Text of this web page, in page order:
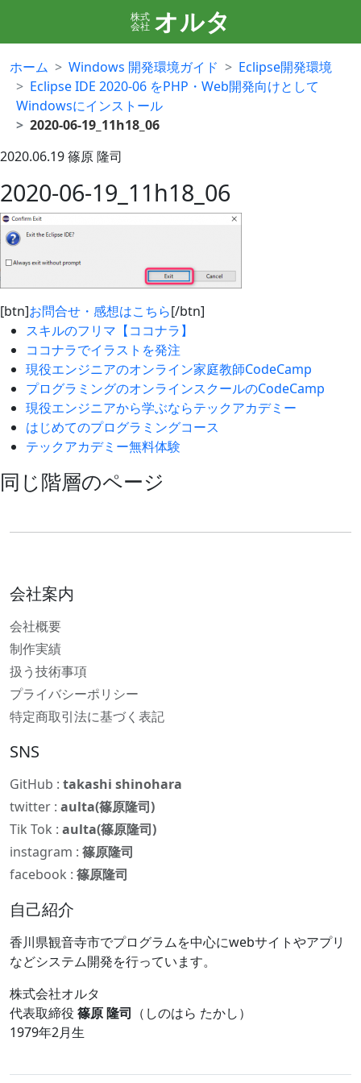
株式
会社 オルタ
ホーム Windows 開発環境ガイド
Eclipse開発環境
Eclipse IDE 2020-06 をPHP・Web開発向けとして
Windowsにインストール
2020-06-19_11h18_06
2020.06.19篠原 隆司
2020-06-19_11h18_06
[btn]お問合せ・感想はこちら[/btn]
スキルのフリマ【ココナラ】
ココナラでイラストを発注
現役エンジニアのオンライン家庭教師CodeCamp
プログラミングのオンラインスクールのCodeCamp
現役エンジニアから学ぶならテックアカデミー
はじめてのプログラミングコース
テックアカデミー無料体験
同じ階層のページ
会社案内
会社概要
制作実績
扱う技術事項
プライバシーポリシー
特定商取引法に基づく表記
SNS
GitHub : takashi shinohara
twitter : aulta(篠原隆司)
Tik Tok : aulta(篠原隆司)
instagram : 篠原隆司
facebook : 篠原隆司
自己紹介
香川県観音寺市でプログラムを中心にwebサイトやアプリ
などシステム開発を行っています。
株式会社オルタ
代表取締役 篠原 隆司 （しのはら たかし）
1979年2月生